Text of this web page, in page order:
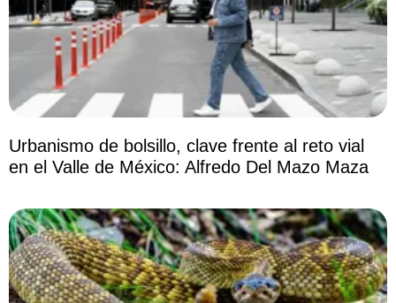
Urbanismo de bolsillo, clave frente al reto vial
en el Valle de México: Alfredo Del Mazo Maza